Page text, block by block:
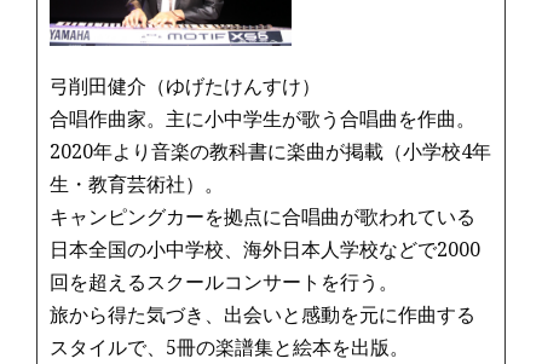
弓削田健介（ゆげたけんすけ）
合唱作曲家。主に小中学生が歌う合唱曲を作曲。
2020年より音楽の教科書に楽曲が掲載（小学校4年
生・教育芸術社）。
キャンピングカーを拠点に合唱曲が歌われている
日本全国の小中学校、海外日本人学校などで2000
回を超えるスクールコンサートを行う。
旅から得た気づき、出会いと感動を元に作曲する
スタイルで、5冊の楽譜集と絵本を出版。